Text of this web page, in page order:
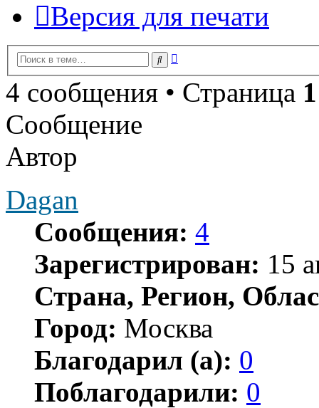
Версия для печати
Поиск
4 сообщения • Страница 1
Сообщение
Автор
Dagan
Сообщения: 4
Зарегистрирован: 15
Страна, Регион,
Город: Москва
Благодарил (а): 0
Поблагодарили: 0